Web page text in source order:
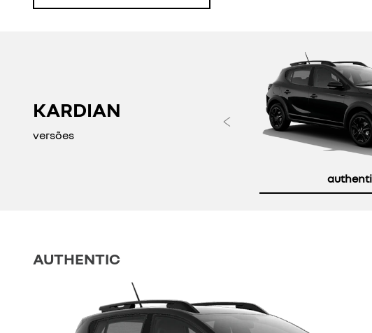
KARDIAN
versões Anterior
AUTHENTIC